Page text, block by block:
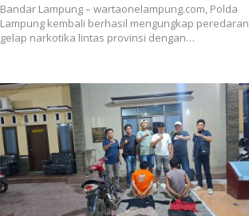
Bandar Lampung – wartaonelampung.com, Polda
Lampung kembali berhasil mengungkap peredaran
gelap narkotika lintas provinsi dengan…